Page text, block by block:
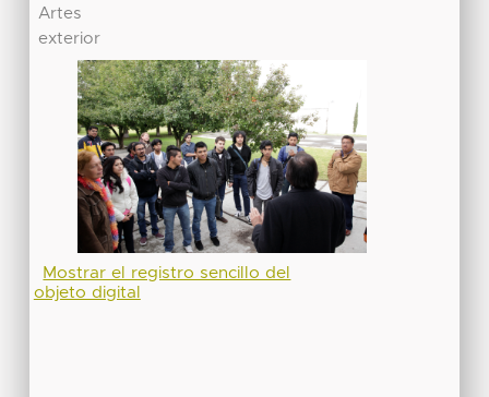
Artes
exterior
Mostrar el registro sencillo del
objeto digital